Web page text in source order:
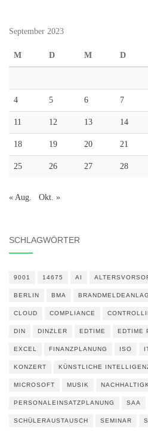
September 2023
M D M D
4 5 6 7
11 12 13 14
18 19 20 21
25 26 27 28
« Aug. Okt. »
SCHLAGWÖRTER
9001 14675 AI
BERLIN BMA
CLOUD COMPLIANCE
DIN DINZLER EDTIME EDTIME
EXCEL FINANZPLANUNG ISO
KONZERT KÜNSTLICHE
MICROSOFT MUSIK
PERSONALEINSATZPLANUNG SAA
SCHÜLERAUSTAUSCH SEMINAR